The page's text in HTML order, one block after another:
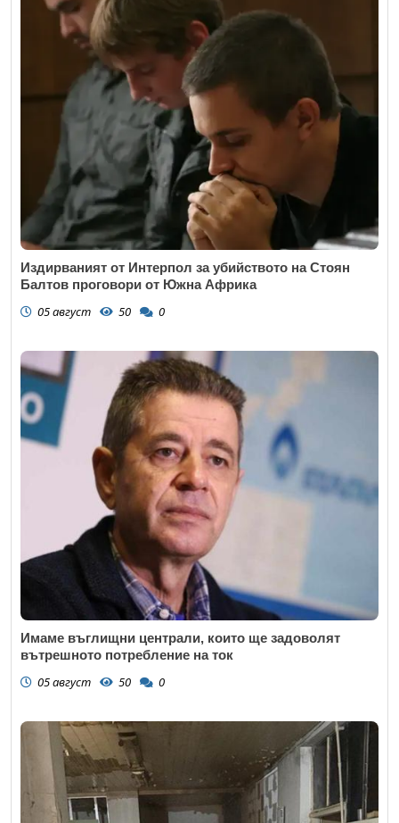
Издирваният от Интерпол за убийството на Стоян
Балтов проговори от Южна Африка
05 август 50 0
Имаме въглищни централи, които ще задоволят
вътрешното потребление на ток
05 август 50 0